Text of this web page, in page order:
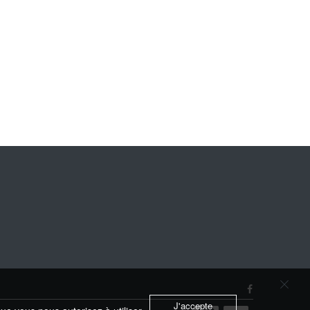
J'accepte